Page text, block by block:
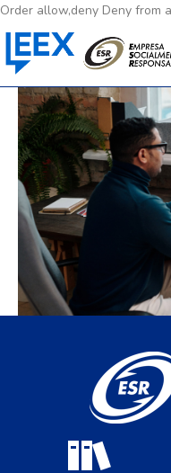
Order allow,deny Deny from